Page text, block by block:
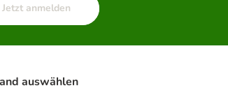
Jetzt anmelden
auswählen